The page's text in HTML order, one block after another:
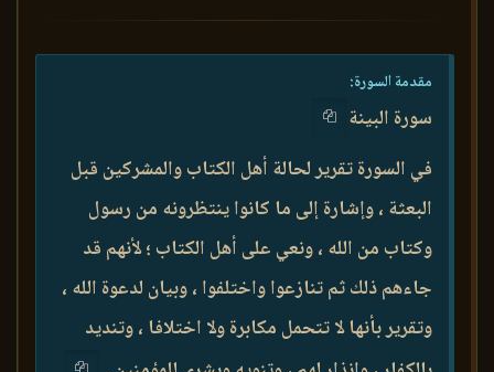
مقدمة السورة:
سورة البينة
في السورة تقرير لحالة أهل الكتاب والمشركين قبل
البعثة ، وإشارة إلى ما كانوا ينتظرونه من رسول
وكتاب من الله ، ونعي على أهل الكتاب ؛ لأنهم قد
جاءهم ذلك ثم تنازعوا واختلفوا ، وبيان لدعوة الله ،
وتقرير بأنها لا تتحمل مكابرة ولا اختلافا ، وتنديد